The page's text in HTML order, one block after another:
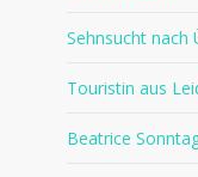
Sehnsucht nach
Touristin aus
Beatrice